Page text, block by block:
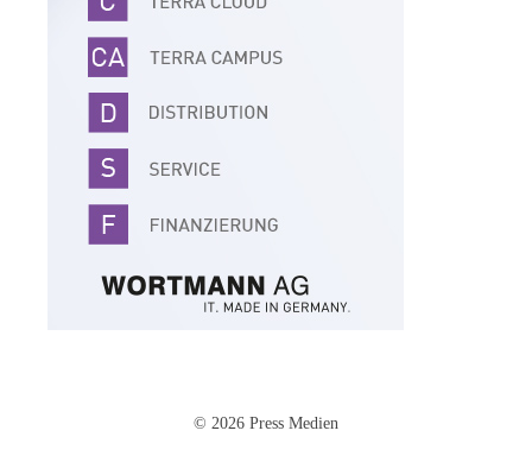
© 2026 Press Medien